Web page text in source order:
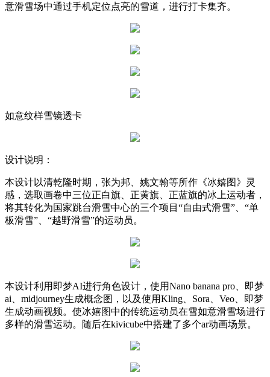
意滑雪场中通过手机定位点亮的雪道，进行打卡集齐。
如意纹样雪镜透卡
设计说明：
本设计以清乾隆时期，张为邦、姚文翰等所作《冰嬉图》灵
感，选取画卷中三位正白旗、正黄旗、正蓝旗的冰上运动者，
将其转化为国家跳台滑雪中心的三个项目“自由式滑雪”、“单
板滑雪”、“越野滑雪”的运动员。
本设计利用即梦AI进行角色设计，使用Nano banana pro、即梦
ai、midjourney生成概念图，以及使用Kling、Sora、Veo、即梦
生成动画视频。使冰嬉图中的传统运动员在雪如意滑雪场进行
多样的滑雪运动。随后在kivicube中搭建了多个ar动画场景。